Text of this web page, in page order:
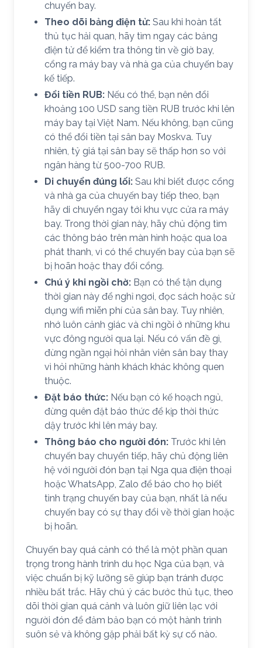
chuyến bay.
Theo dõi bảng điện tử: Sau khi hoàn tất
thủ tục hải quan, hãy tìm ngay các bảng
điện tử để kiểm tra thông tin về giờ bay,
cổng ra máy bay và nhà ga của chuyến bay
kế tiếp.
Đổi tiền RUB: Nếu có thể, bạn nên đổi
khoảng 100 USD sang tiền RUB trước khi lên
máy bay tại Việt Nam. Nếu không, bạn cũng
có thể đổi tiền tại sân bay Moskva. Tuy
nhiên, tỷ giá tại sân bay sẽ thấp hơn so với
ngân hàng từ 500-700 RUB.
Di chuyển đúng lối: Sau khi biết được cổng
và nhà ga của chuyến bay tiếp theo, bạn
hãy di chuyển ngay tới khu vực cửa ra máy
bay. Trong thời gian này, hãy chủ động tìm
các thông báo trên màn hình hoặc qua loa
phát thanh, vì có thể chuyến bay của bạn sẽ
bị hoãn hoặc thay đổi cổng.
Chú ý khi ngồi chờ: Bạn có thể tận dụng
thời gian này để nghỉ ngơi, đọc sách hoặc sử
dụng wifi miễn phí của sân bay. Tuy nhiên,
nhớ luôn cảnh giác và chỉ ngồi ở những khu
vực đông người qua lại. Nếu có vấn đề gì,
đừng ngần ngại hỏi nhân viên sân bay thay
vì hỏi những hành khách khác không quen
thuộc.
Đặt báo thức: Nếu bạn có kế hoạch ngủ,
đừng quên đặt báo thức để kịp thời thức
dậy trước khi lên máy bay.
Thông báo cho người đón: Trước khi lên
chuyến bay chuyển tiếp, hãy chủ động liên
hệ với người đón bạn tại Nga qua điện thoại
hoặc WhatsApp, Zalo để báo cho họ biết
tình trạng chuyến bay của bạn, nhất là nếu
chuyến bay có sự thay đổi về thời gian hoặc
bị hoãn.
Chuyến bay quá cảnh có thể là một phần quan
trọng trong hành trình du học Nga của bạn, và
việc chuẩn bị kỹ lưỡng sẽ giúp bạn tránh được
nhiều bất trắc. Hãy chú ý các bước thủ tục, theo
dõi thời gian quá cảnh và luôn giữ liên lạc với
người đón để đảm bảo bạn có một hành trình
suôn sẻ và không gặp phải bất kỳ sự cố nào.